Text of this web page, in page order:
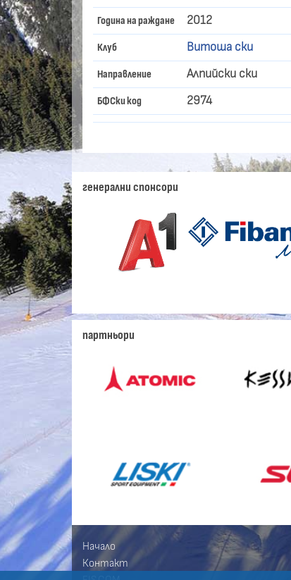
Година на раждане 2012
Клуб Витоша ски
Направление Алпийски ски
БФСки код 2974
генерални спонсори
партньори
Начало
Контакт